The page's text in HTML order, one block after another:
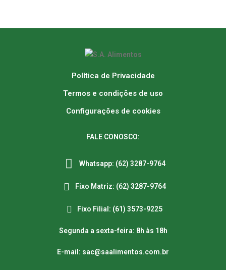
Política de Privacidade
Termos e condições de uso
Configurações de cookies
FALE CONOSCO:
Whatsapp: (62) 3287-9764
Fixo Matriz: (62) 3287-9764
Fixo Filial: (61) 3573-9225
Segunda a sexta-feira: 8h às 18h
E-mail: sac@saalimentos.com.br